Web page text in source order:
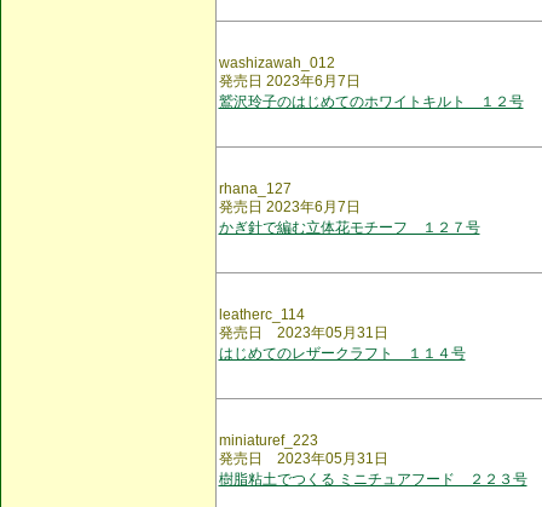
washizawah_012
発売日 2023年6月7日
鷲沢玲子のはじめてのホワイトキルト １２号
rhana_127
発売日 2023年6月7日
かぎ針で編む立体花モチーフ １２７号
leatherc_114
発売日 2023年05月31日
はじめてのレザークラフト １１４号
miniaturef_223
発売日 2023年05月31日
樹脂粘土でつくる ミニチュアフード ２２３号